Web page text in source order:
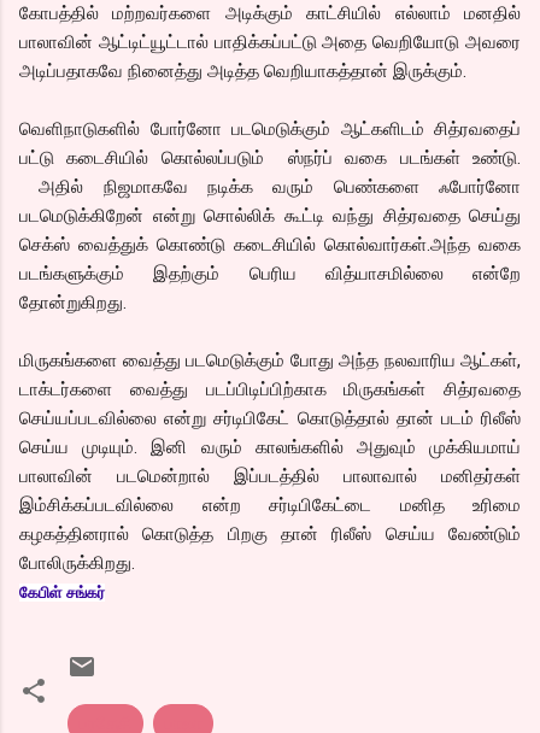
கோபத்தில் மற்றவர்களை அடிக்கும் காட்சியில் எல்லாம் மனதில்
பாலாவின் ஆட்டிட்யூட்டால் பாதிக்கப்பட்டு அதை வெறியோடு அவரை
அடிப்பதாகவே நினைத்து அடித்த வெறியாகத்தான் இருக்கும்.
வெளிநாடுகளில் போர்னோ படமெடுக்கும் ஆட்களிடம் சித்ரவதைப்
பட்டு கடைசியில் கொல்லப்படும் ஸ்நர்ப் வகை படங்கள் உண்டு.
அதில் நிஜமாகவே நடிக்க வரும் பெண்களை ஃபோர்னோ
படமெடுக்கிறேன் என்று சொல்லிக் கூட்டி வந்து சித்ரவதை செய்து
செக்ஸ் வைத்துக் கொண்டு கடைசியில் கொல்வார்கள்.அந்த வகை
படங்களுக்கும் இதற்கும் பெரிய வித்யாசமில்லை என்றே
தோன்றுகிறது.
மிருகங்களை வைத்து படமெடுக்கும் போது அந்த நலவாரிய ஆட்கள்,
டாக்டர்களை வைத்து படப்பிடிப்பிற்காக மிருகங்கள் சித்ரவதை
செய்யப்படவில்லை என்று சர்டிபிகேட் கொடுத்தால் தான் படம் ரிலீஸ்
செய்ய முடியும். இனி வரும் காலங்களில் அதுவும் முக்கியமாய்
பாலாவின் படமென்றால் இப்படத்தில் பாலாவால் மனிதர்கள்
இம்சிக்கப்படவில்லை என்ற சர்டிபிகேட்டை மனித உரிமை
கழகத்தினரால் கொடுத்த பிறகு தான் ரிலீஸ் செய்ய வேண்டும்
போலிருக்கிறது.
கேபிள் சங்கர்